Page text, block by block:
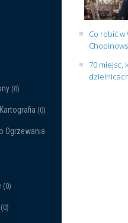
(0)
(0)
Ogrzewania
(0)
(0)
Co robić w
70 miejsc,